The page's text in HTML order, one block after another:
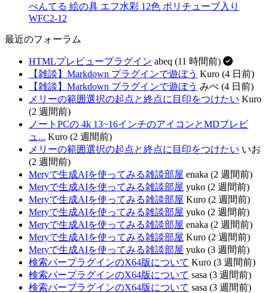
ぺんてる 絵の具 エフ水彩 12色 ポリチューブ入り
WFC2-12
最近のフォーラム
HTMLプレビュープラグイン abeq (11 時間前)
【雑談】Markdown プラグインで遊ぼう Kuro (4 日前)
【雑談】Markdown プラグインで遊ぼう みぺ (4 日前)
メリーの範囲選択の起点と終点に目印をつけたい Kuro
(2 週間前)
ノートPCの 4k 13~16インチのアイコンとMDプレビ
ュ... Kuro (2 週間前)
メリーの範囲選択の起点と終点に目印をつけたい いお
(2 週間前)
Meryで生成AIを使ってみる雑談部屋 enaka (2 週間前)
Meryで生成AIを使ってみる雑談部屋 yuko (2 週間前)
Meryで生成AIを使ってみる雑談部屋 Kuro (2 週間前)
Meryで生成AIを使ってみる雑談部屋 yuko (2 週間前)
Meryで生成AIを使ってみる雑談部屋 enaka (2 週間前)
Meryで生成AIを使ってみる雑談部屋 Kuro (2 週間前)
Meryで生成AIを使ってみる雑談部屋 yuko (3 週間前)
検索バープラグインのX64版について Kuro (3 週間前)
検索バープラグインのX64版について sasa (3 週間前)
検索バープラグインのX64版について sasa (3 週間前)